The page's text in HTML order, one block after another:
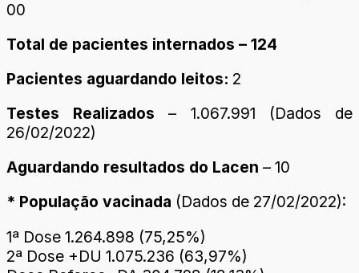
00
Total de pacientes internados – 124
Pacientes aguardando leitos: 2
Testes Realizados – 1.067.991 (Dados de
26/02/2022)
Aguardando resultados do Lacen – 10
* População vacinada (Dados de 27/02/2022):
1ª Dose 1.264.898 (75,25%)
2ª Dose +DU 1.075.236 (63,97%)